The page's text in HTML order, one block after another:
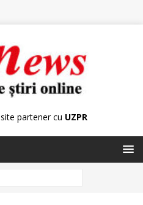
partener cu UZPR